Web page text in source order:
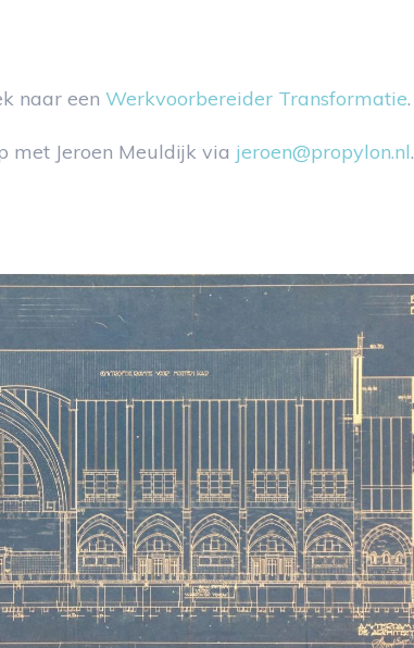
naar een Werkvoorbereider Transformatie.
met Jeroen Meuldijk via jeroen@propylon.nl.